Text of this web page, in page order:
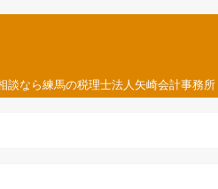
談なら練馬の税理士法人矢崎会計事務